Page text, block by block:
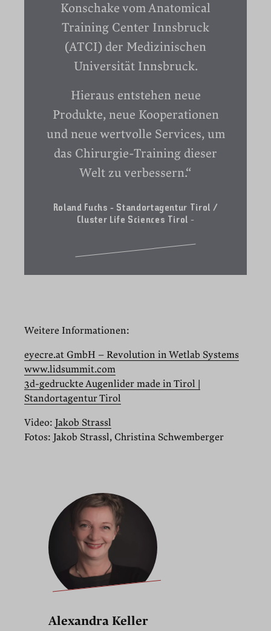
Konschake vom Anatomical
Training Center Innsbruck
(ATCI) der Medizinischen
Universität Innsbruck.
Hieraus entstehen neue
Produkte, neue Kooperationen
und neue wertvolle Services, um
das Chirurgie-Training dieser
Welt zu verbessern.“
Roland Fuchs - Standortagentur Tirol /
Cluster Life Sciences Tirol -
Weitere Informationen:
eyecre.at GmbH – Revolution in Wetlab Systems
www.lidsummit.com
3d-gedruckte Augenlider made in Tirol |
Standortagentur Tirol
Video: Jakob Strassl
Fotos: Jakob Strassl, Christina Schwemberger
Alexandra Keller